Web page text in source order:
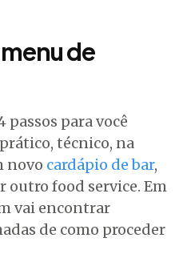
de
passos para você
técnico, na
novo cardápio de bar,
outro food service. Em
vai encontrar
de como proceder